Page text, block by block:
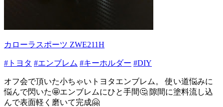
カローラスポーツ ZWE211H
#トヨタ #エンブレム #キーホルダー #DIY
オフ会で頂いた小ちゃいトヨタエンブレム。 使い道悩みに
悩んで閃いた🤩エンブレムにひと手間🤔 隙間に塗料流し込
んで表面軽く磨いて完成🤗